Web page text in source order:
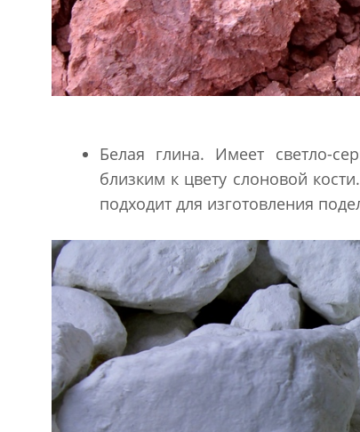
Белая глина. Имеет светло-
близким к цвету слоновой
подходит для изготовления